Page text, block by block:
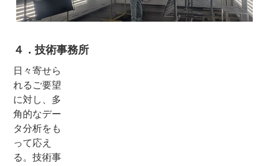
４．技術事務所
日々寄せら
れるご要望
に対し、多
角的なデー
タ分析をも
って応え
る。技術事